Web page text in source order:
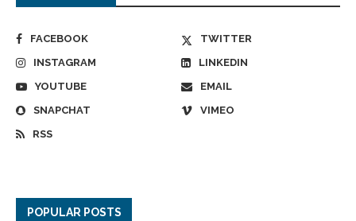
FACEBOOK
TWITTER
INSTAGRAM
LINKEDIN
YOUTUBE
EMAIL
SNAPCHAT
VIMEO
RSS
POPULAR POSTS